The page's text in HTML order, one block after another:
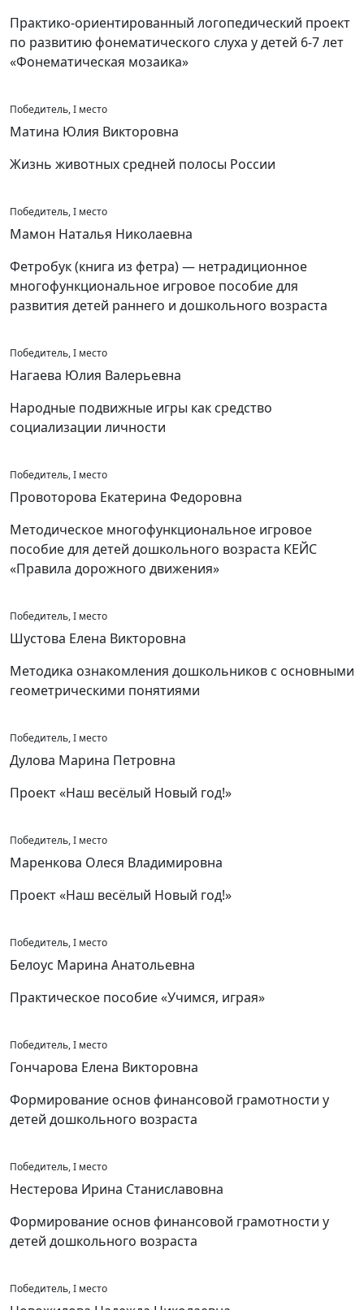
Практико-ориентированный логопедический проект
по развитию фонематического слуха у детей 6-7 лет
«Фонематическая мозаика»
Победитель, I место
Матина Юлия Викторовна
Жизнь животных средней полосы России
Победитель, I место
Мамон Наталья Николаевна
Фетробук (книга из фетра) — нетрадиционное
многофункциональное игровое пособие для
развития детей раннего и дошкольного возраста
Победитель, I место
Нагаева Юлия Валерьевна
Народные подвижные игры как средство
социализации личности
Победитель, I место
Провоторова Екатерина Федоровна
Методическое многофункциональное игровое
пособие для детей дошкольного возраста КЕЙС
«Правила дорожного движения»
Победитель, I место
Шустова Елена Викторовна
Методика ознакомления дошкольников с основными
геометрическими понятиями
Победитель, I место
Дулова Марина Петровна
Проект «Наш весёлый Новый год!»
Победитель, I место
Маренкова Олеся Владимировна
Проект «Наш весёлый Новый год!»
Победитель, I место
Белоус Марина Анатольевна
Практическое пособие «Учимся, играя»
Победитель, I место
Гончарова Елена Викторовна
Формирование основ финансовой грамотности у
детей дошкольного возраста
Победитель, I место
Нестерова Ирина Станиславовна
Формирование основ финансовой грамотности у
детей дошкольного возраста
Победитель, I место